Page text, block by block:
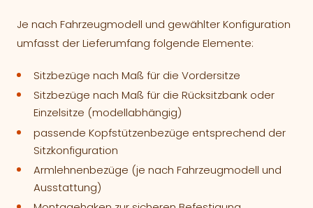
Je nach Fahrzeugmodell und gewählter Konfiguration
umfasst der Lieferumfang folgende Elemente:
Sitzbezüge nach Maß für die Vordersitze
Sitzbezüge nach Maß für die Rücksitzbank oder
Einzelsitze (modellabhängig)
passende Kopfstützenbezüge entsprechend der
Sitzkonfiguration
Armlehnenbezüge (je nach Fahrzeugmodell und
Ausstattung)